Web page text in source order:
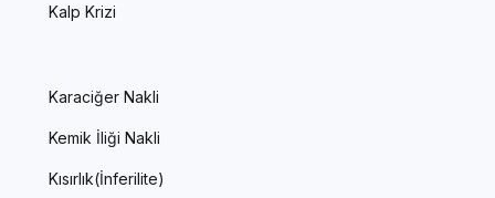
Kalp Krizi
Karaciğer Nakli
Kemik İliği Nakli
Kısırlık(İnferilite)